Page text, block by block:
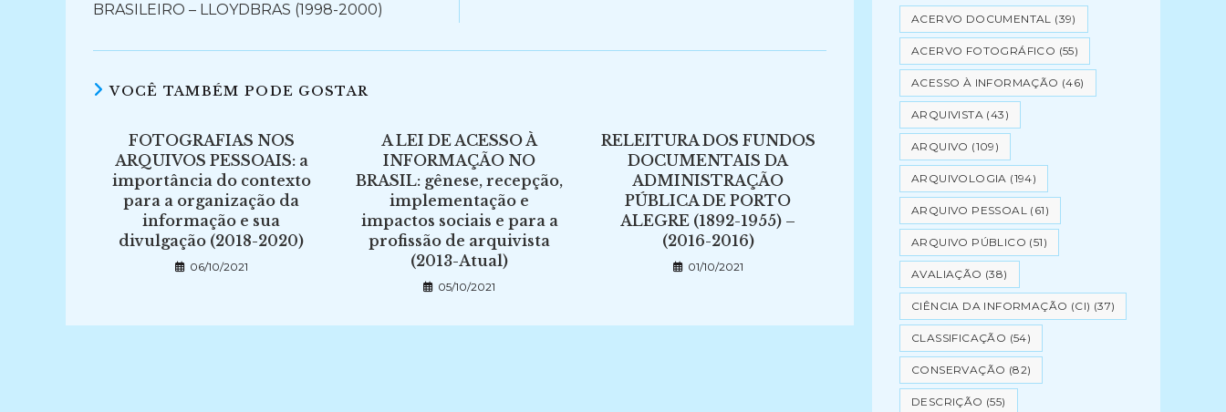
BRASILEIRO – LLOYDBRAS (1998-2000)
VOCÊ TAMBÉM PODE GOSTAR
FOTOGRAFIAS NOS
ARQUIVOS PESSOAIS: a
importância do contexto
para a organização da
informação e sua
divulgação (2018-2020)
06/10/2021
A LEI DE ACESSO À
INFORMAÇÃO NO
BRASIL: gênese, recepção,
implementação e
impactos sociais e para a
profissão de arquivista
(2013-Atual)
05/10/2021
RELEITURA DOS FUNDOS
DOCUMENTAIS DA
ADMINISTRAÇÃO
PÚBLICA DE PORTO
ALEGRE (1892-1955) –
(2016-2016)
01/10/2021
ACERVO DOCUMENTAL (39)
ACERVO FOTOGRÁFICO (55)
ACESSO À INFORMAÇÃO (46)
ARQUIVISTA (43)
ARQUIVO (109)
ARQUIVOLOGIA (194)
ARQUIVO PESSOAL (61)
ARQUIVO PÚBLICO (51)
AVALIAÇÃO (38)
CIÊNCIA DA INFORMAÇÃO (CI) (37)
CLASSIFICAÇÃO (54)
CONSERVAÇÃO (82)
DESCRIÇÃO (55)